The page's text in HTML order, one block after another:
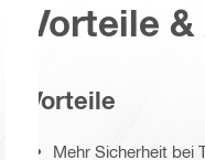
Vorteile
Vorteile
Mehr Sicherheit bei